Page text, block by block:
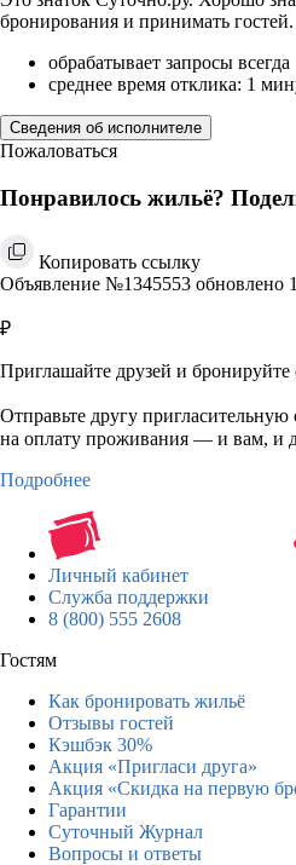
бронирования и принимать гостей.
обрабатывает запросы всегда
среднее время отклика: 1
Сведения об исполнителе
Пожаловаться
Понравилось жильё?
Копировать ссылку
Объявление №1345553 обновлено
₽
Приглашайте друзей и бронируйте
Отправьте другу
на оплату проживания — и вам, и
Подробнее
Личный кабинет
Служба поддержки
8 (800) 555 2608
Гостям
Как бронировать жильё
Отзывы гостей
Кэшбэк 30%
Акция «Пригласи друга»
Акция «Скидка на первую
Гарантии
Суточный Журнал
Вопросы и ответы